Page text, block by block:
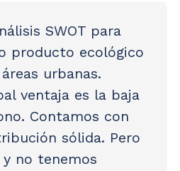
SWOT para
producto ecológico
urbanas.
ventaja es la baja
Contamos con
sólida. Pero
no tenemos